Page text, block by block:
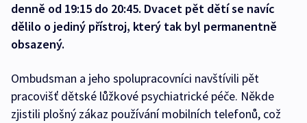
denně od 19:15 do 20:45. Dvacet pět dětí se navíc
dělilo o jediný přístroj, který tak byl permanentně
obsazený.
Ombudsman a jeho spolupracovníci navštívili pět
pracovišť dětské lůžkové psychiatrické péče. Někde
zjistili plošný zákaz používání mobilních telefonů, což